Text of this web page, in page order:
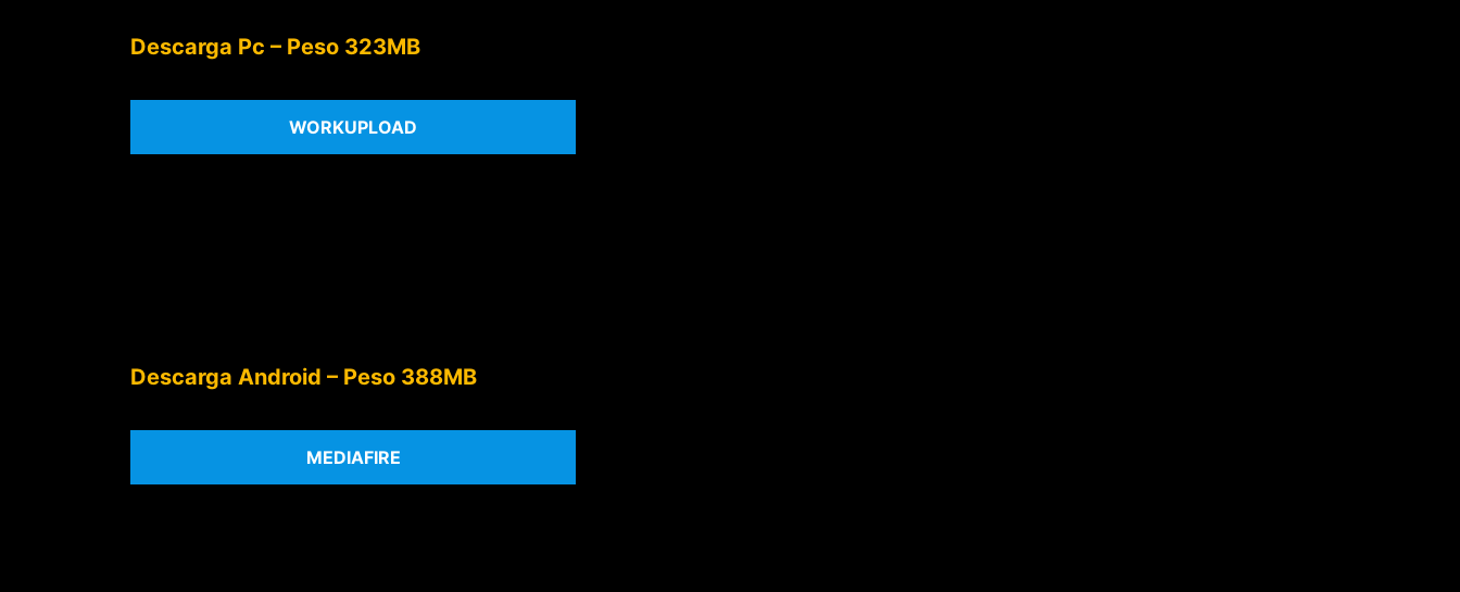
Descarga Pc – Peso 323MB
WORKUPLOAD
Descarga Android – Peso 388MB
MEDIAFIRE